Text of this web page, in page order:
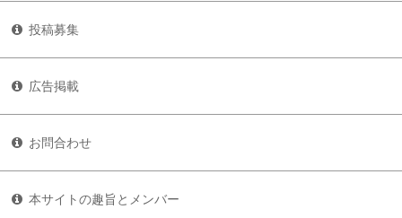
投稿募集
広告掲載
お問合わせ
本サイトの趣旨とメンバー